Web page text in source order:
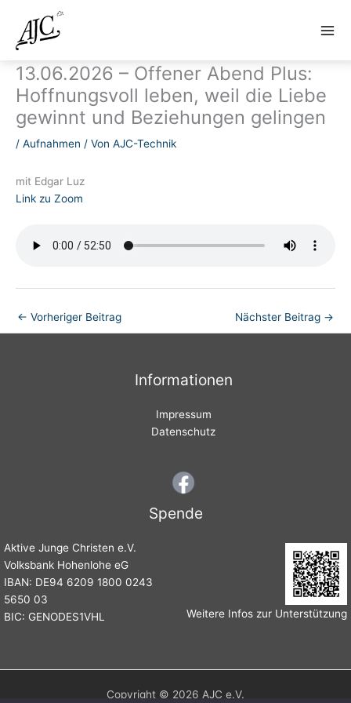
Inhalt
springen
13.06.2026 – Offener Abend Plus:
Hoffnungsvoll leben, weil die Liebe
gewinnt und Beziehungen gelingen
/ Aufnahmen / Von AJC-Technik
mit Edgar Luz
Link zu Zoom
← Vorheriger Beitrag Nächster Beitrag →
Informationen
Impressum
Datenschutz
Spende
Aktive Junge Christen e.V.
Volksbank Hohenlohe eG
IBAN: DE94 6209 1800 0243
5650 03
BIC: GENODES1VHL
Weitere Infos zur Unterstützung
Copyright © 2026 AJC e.V.